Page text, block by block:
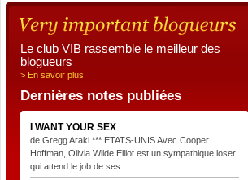
Le club VIB rassemble le meilleur des
blogueurs
> En savoir plus
Dernières notes publiées
I WANT YOUR SEX
de Gregg Araki *** ETATS-UNIS Avec Cooper
Hoffman, Olivia Wilde Elliot est un sympathique loser
qui attend le job de ses...